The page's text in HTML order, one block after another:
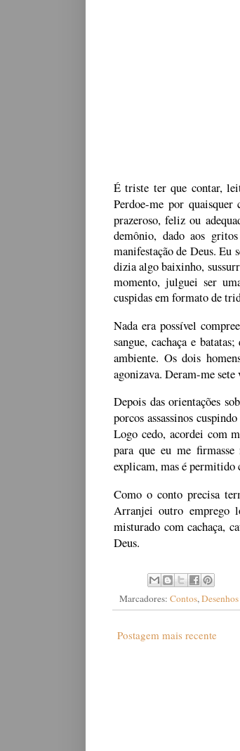
É triste ter que contar,
Perdoe-me por
prazeroso, feliz ou
demônio, dado aos
manifestação de Deus. Eu
dizia algo baixinho,
momento, julguei ser
cuspidas em formato de
Nada era possível
sangue, cachaça e
ambiente. Os dois
agonizava. Deram-me sete
Depois das orientações
porcos assassinos
Logo cedo, acordei com
para que eu me
explicam, mas é permitido
Como o conto precisa
Arranjei outro emprego
misturado com cachaça,
Deus.
Marcadores: Contos,
Postagem mais recente